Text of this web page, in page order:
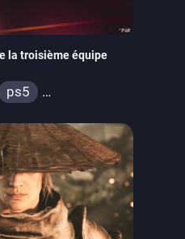
la troisième équipe
ps5
xbox one
2